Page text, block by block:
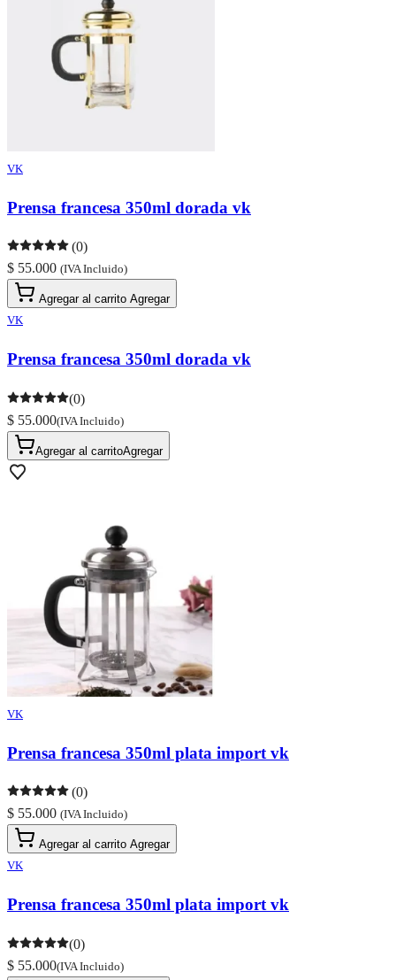
VK
Prensa francesa 350ml dorada vk
(0)
$ 55.000 (IVA Incluido)
Agregar al carrito Agregar
VK
Prensa francesa 350ml dorada vk
(0)
$ 55.000(IVA Incluido)
Agregar al carritoAgregar
VK
Prensa francesa 350ml plata import vk
(0)
$ 55.000 (IVA Incluido)
Agregar al carrito Agregar
VK
Prensa francesa 350ml plata import vk
(0)
$ 55.000(IVA Incluido)